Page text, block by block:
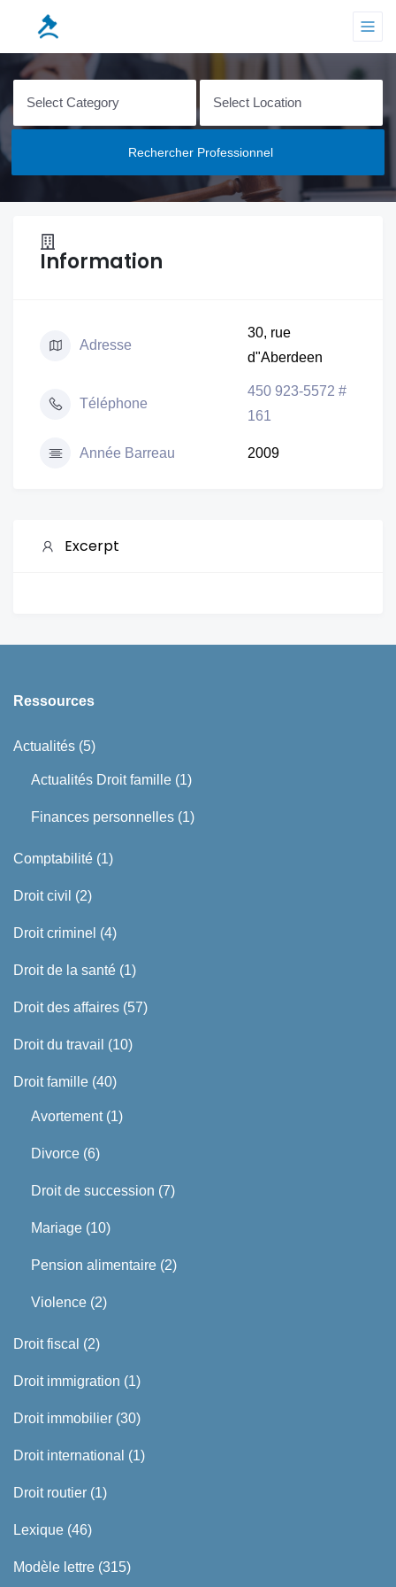
Rechercher Professionnel
Information
Adresse
30, rue
d"Aberdeen
Téléphone
450 923-5572 #
161
Année Barreau 2009
Excerpt
Ressources
Actualités (5)
Actualités Droit famille (1)
Finances personnelles (1)
Comptabilité (1)
Droit civil (2)
Droit criminel (4)
Droit de la santé (1)
Droit des affaires (57)
Droit du travail (10)
Droit famille (40)
Avortement(1)
Divorce (6)
Droit de succession (7)
Mariage (10)
Pension alimentaire (2)
Violence (2)
Droit fiscal (2)
Droit immigration (1)
Droit immobilier (30)
Droit international (1)
Droit routier (1)
Lexique (46)
Modèle lettre (315)